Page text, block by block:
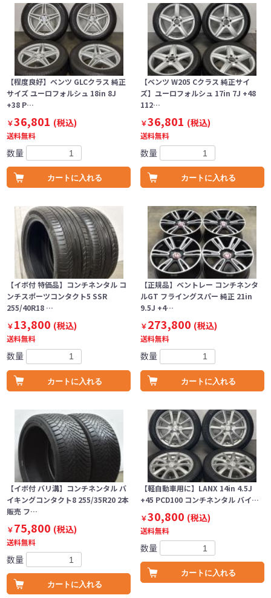
【程度良好】ベンツ GLCクラス 純正
サイズ ユーロフォルシュ 18in 8J
+38 P…
￥36,801 (税込)
送料無料
数量
カートに入れる
【ベンツ W205 Cクラス 純正サイ
ズ】ユーロフォルシュ 17in 7J +48
112…
￥36,801 (税込)
送料無料
数量
カートに入れる
【イボ付 特価品】コンチネンタル コ
ンチスポーツコンタクト5 SSR
255/40R18 …
￥13,800 (税込)
送料無料
数量
カートに入れる
【正規品】ベントレー コンチネンタ
ルGT フライングスパー 純正 21in
9.5J +4…
￥273,800 (税込)
送料無料
数量
カートに入れる
【イボ付 バリ溝】コンチネンタル バ
イキングコンタクト8 255/35R20 2本
販売 フ…
￥75,800 (税込)
送料無料
数量
カートに入れる
【軽自動車用に】LANX 14in 4.5J
+45 PCD100 コンチネンタル バイ…
￥30,800 (税込)
送料無料
数量
カートに入れる